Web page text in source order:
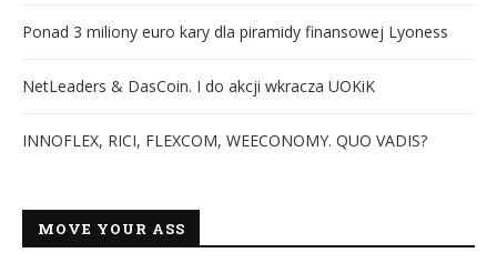
Ponad 3 miliony euro kary dla piramidy finansowej Lyoness
NetLeaders & DasCoin. I do akcji wkracza UOKiK
INNOFLEX, RICI, FLEXCOM, WEECONOMY. QUO VADIS?
MOVE YOUR ASS